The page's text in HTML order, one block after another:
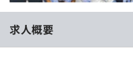
契約内容・クーポン
求人概要